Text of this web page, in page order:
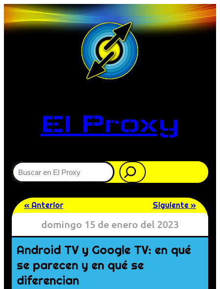
El Proxy
Buscar
« Anterior Siguiente »
domingo 15 de enero del 2023
Android TV y Google TV: en qué
se parecen y en qué se
diferencian